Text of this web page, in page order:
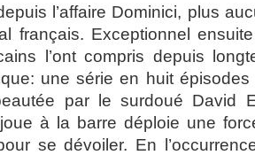
l’affaire Dominici, plus
français. Exceptionnel
l’ont compris depuis
une série en huit
par le surdoué David
à la barre déploie une
se dévoiler. En